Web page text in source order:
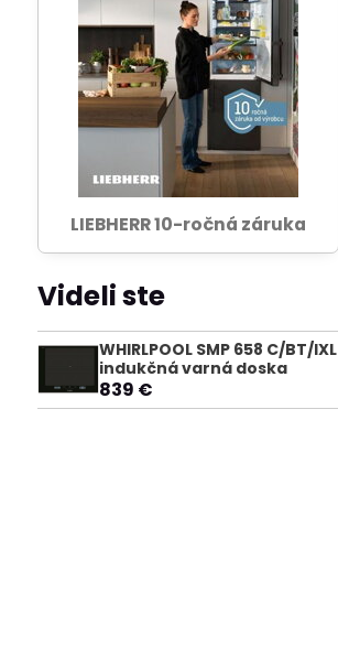
LIEBHERR 10-ročná záruka
Videli ste
WHIRLPOOL SMP 658 C/BT/IXL
indukčná varná doska
839 €